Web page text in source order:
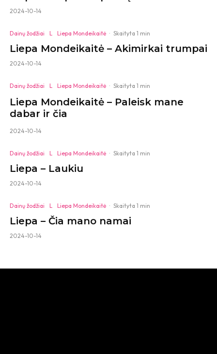
2024-10-14
Dainų žodžiai L Liepa Mondeikaitė · Skaityta 1 min
Liepa Mondeikaitė – Akimirkai trumpai
2024-10-14
Dainų žodžiai L Liepa Mondeikaitė · Skaityta 1 min
Liepa Mondeikaitė – Paleisk mane
dabar ir čia
2024-10-14
Dainų žodžiai L Liepa Mondeikaitė · Skaityta 1 min
Liepa – Laukiu
2024-10-14
Dainų žodžiai L Liepa Mondeikaitė · Skaityta 1 min
Liepa – Čia mano namai
2024-10-14